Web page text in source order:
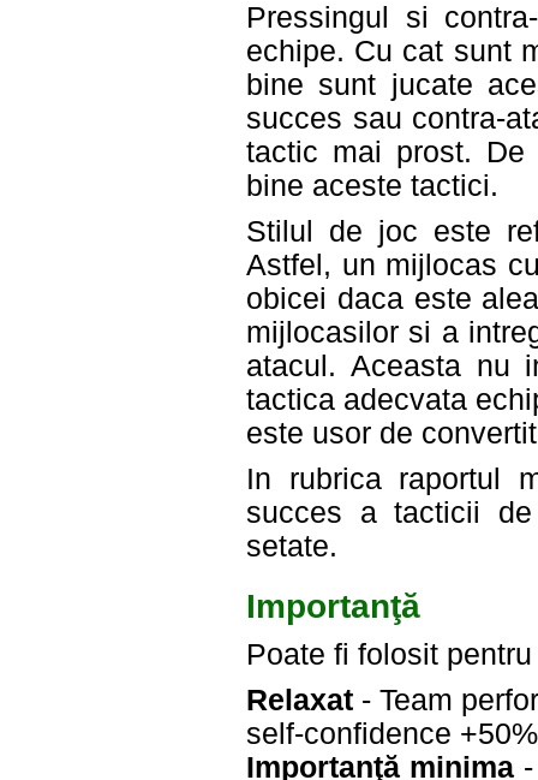
Pressingul si
echipe. Cu cat sunt
bine sunt jucate
succes sau contra-
tactic mai prost. De
bine aceste tactici.
Stilul de joc este
Astfel, un mijlocas
obicei daca este
mijlocasilor si a
atacul. Aceasta nu
tactica adecvata
este usor de
In rubrica raportul
succes a tacticii
setate.
Importanţă
Poate fi folosit
Relaxat - Team
self-confidence +50%
Importanţă minima